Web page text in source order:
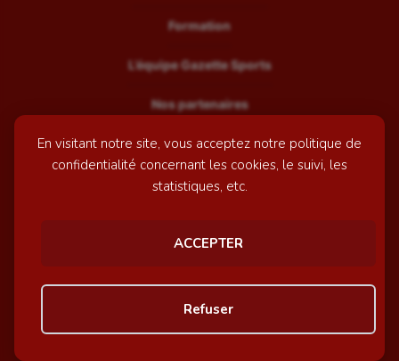
En visitant notre site, vous acceptez notre politique de
confidentialité concernant les cookies, le suivi, les
statistiques, etc.
ACCEPTER
Refuser
Formation
L’équipe Gazette Sports
Nos partenaires
Recrutement
Mentions légales
© GazetteSports - 2026 | Site internet réalisé par
Awelty